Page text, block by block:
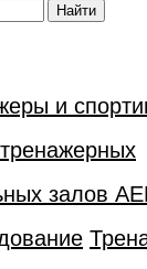
и
залов